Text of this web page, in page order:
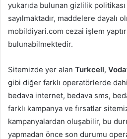
yukarıda bulunan gizlilik
sayılmaktadır, maddelere dayalı
mobildiyari.com cezai işlem
bulunabilmektedir.
Sitemizde yer alan Turkcell,
gibi diğer farklı operatörlerde
bedava internet, bedava sms,
farklı kampanya ve fırsatlar
kampanyalardan oluşabilir, bu
yapmadan önce son durumu